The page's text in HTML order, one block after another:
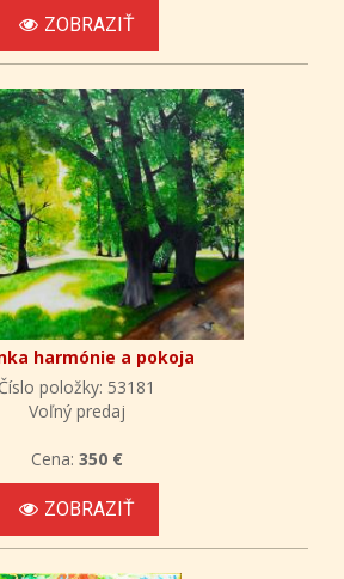
ZOBRAZIŤ
harmónie a pokoja
Číslo položky: 53181
Voľný predaj
Cena: 350 €
ZOBRAZIŤ